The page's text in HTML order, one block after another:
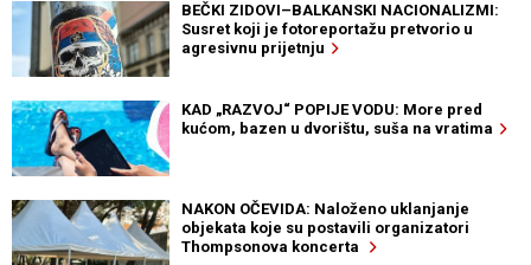
BEČKI ZIDOVI–BALKANSKI NACIONALIZMI:
Susret koji je fotoreportažu pretvorio u
agresivnu prijetnju
KAD „RAZVOJ“ POPIJE VODU: More pred
kućom, bazen u dvorištu, suša na vratima
NAKON OČEVIDA: Naloženo uklanjanje
objekata koje su postavili organizatori
Thompsonova koncerta